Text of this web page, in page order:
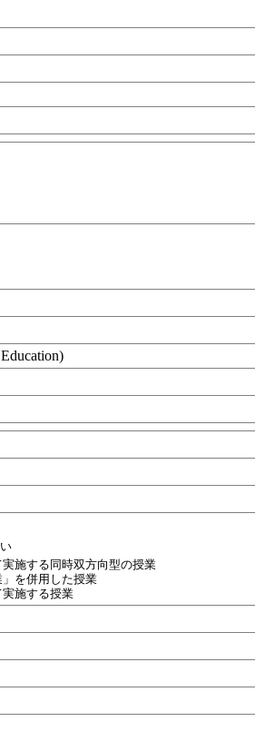
施する同時双方向型の授業
を併用した授業
実施する授業